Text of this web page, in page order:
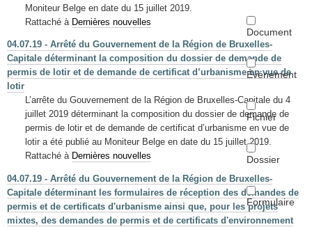
Document
Événement
Fichier
Dossier
Formulaire
Moniteur Belge en date du 15 juillet 2019.
Rattaché à Dernières nouvelles
04.07.19 - Arrêté du Gouvernement de la Région de Bruxelles-
Capitale déterminant la composition du dossier de demande de
permis de lotir et de demande de certificat d’urbanisme en vue de
lotir
L’arrête du Gouvernement de la Région de Bruxelles-Capitale du 4
juillet 2019 déterminant la composition du dossier de demande de
permis de lotir et de demande de certificat d’urbanisme en vue de
lotir a été publié au Moniteur Belge en date du 15 juillet 2019.
Rattaché à Dernières nouvelles
04.07.19 - Arrêté du Gouvernement de la Région de Bruxelles-
Capitale déterminant les formulaires de réception des demandes de
permis et de certificats d'urbanisme ainsi que, pour les projets
mixtes, des demandes de permis et de certificats d'environnement